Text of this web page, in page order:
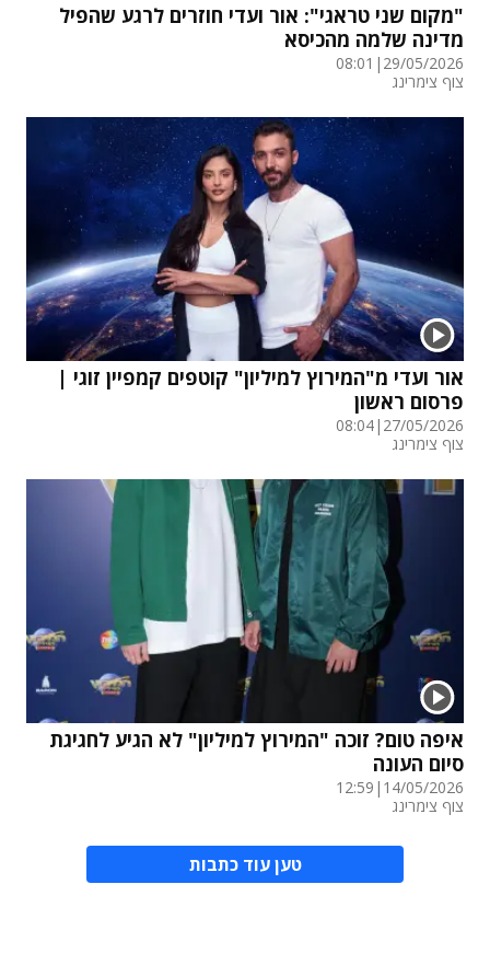
"מקום שני טראגי": אור ועדי חוזרים לרגע שהפיל
מדינה שלמה מהכיסא
29/05/2026
|
08:01
צוף צימרינג
אור ועדי מ"המירוץ למיליון" קוטפים קמפיין זוגי |
פרסום ראשון
27/05/2026
|
08:04
צוף צימרינג
איפה טום? זוכה "המירוץ למיליון" לא הגיע לחגיגת
סיום העונה
14/05/2026
|
12:59
צוף צימרינג
טען עוד כתבות